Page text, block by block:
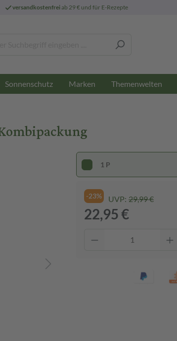
versandkostenfreiab 29 € und für E-Rezepte
Sonnenschutz Marken Themenwelten
1 P
-23% UVP: 29,99 €
22,95 €